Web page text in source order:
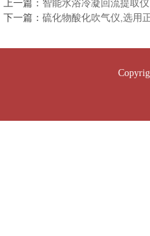
上一篇： 智能水浴冷凝回流提取
下一篇： 硫化物酸化吹气仪,选用